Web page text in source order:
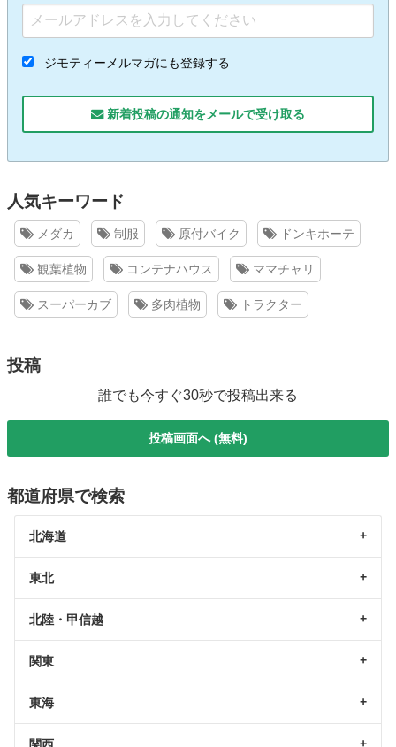
ジモティーメルマガにも登録する
新着投稿の通知をメールで受け取る
人気キーワード
メダカ 制服 原付バイク ドンキホーテ
観葉植物 コンテナハウス ママチャリ
スーパーカブ 多肉植物 トラクター
投稿
誰でも今すぐ30秒で投稿出来る
投稿画面へ (無料)
都道府県で検索
北海道
東北
北陸・甲信越
関東
東海
関西